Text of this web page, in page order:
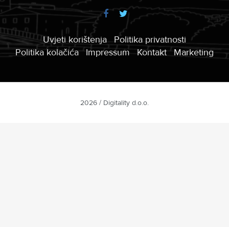
Uvjeti korištenja
Politika privatnosti
Politika kolačića
Impressum Kontakt Marketing
2026 / Digitality d.o.o.